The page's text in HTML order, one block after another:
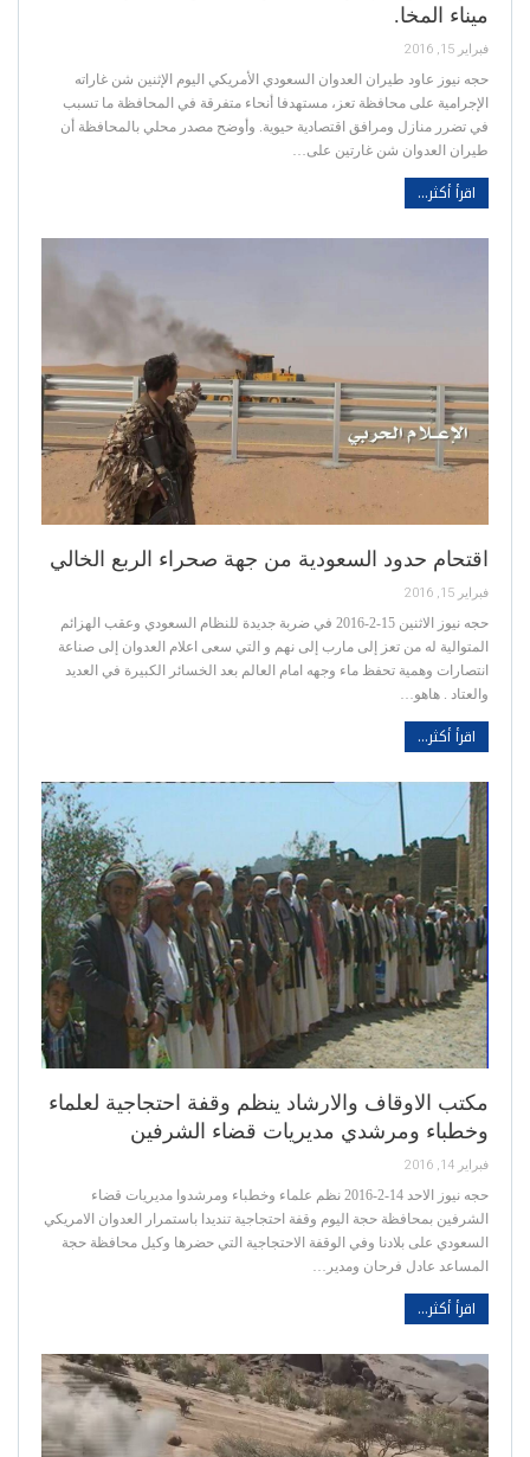
ميناء المخا.
فبراير 15, 2016
حجه نيوز عاود طيران العدوان السعودي الأمريكي اليوم الإثنين شن غاراته
الإجرامية على محافظة تعز، مستهدفا أنحاء متفرقة في المحافظة ما تسبب
في تضرر منازل ومرافق اقتصادية حيوية. وأوضح مصدر محلي بالمحافظة أن
طيران العدوان شن غارتين على…
اقرأ أكثر...
اقتحام حدود السعودية من جهة صحراء الربع الخالي
فبراير 15, 2016
حجه نيوز الاثنين 15-2-2016 في ضربة جديدة للنظام السعودي وعقب الهزائم
المتوالية له من تعز إلى مارب إلى نهم و التي سعى اعلام العدوان إلى صناعة
انتصارات وهمية تحفظ ماء وجهه امام العالم بعد الخسائر الكبيرة في العديد
والعتاد . هاهو…
اقرأ أكثر...
مكتب الاوقاف والارشاد ينظم وقفة احتجاجية لعلماء
وخطباء ومرشدي مديريات قضاء الشرفين
فبراير 14, 2016
حجه نيوز الاحد 14-2-2016 نظم علماء وخطباء ومرشدوا مديريات قضاء
الشرفين بمحافظة حجة اليوم وقفة احتجاجية تنديدا باستمرار العدوان الامريكي
السعودي على بلادنا وفي الوقفة الاحتجاجية التي حضرها وكيل محافظة حجة
المساعد عادل فرحان ومدير…
اقرأ أكثر...